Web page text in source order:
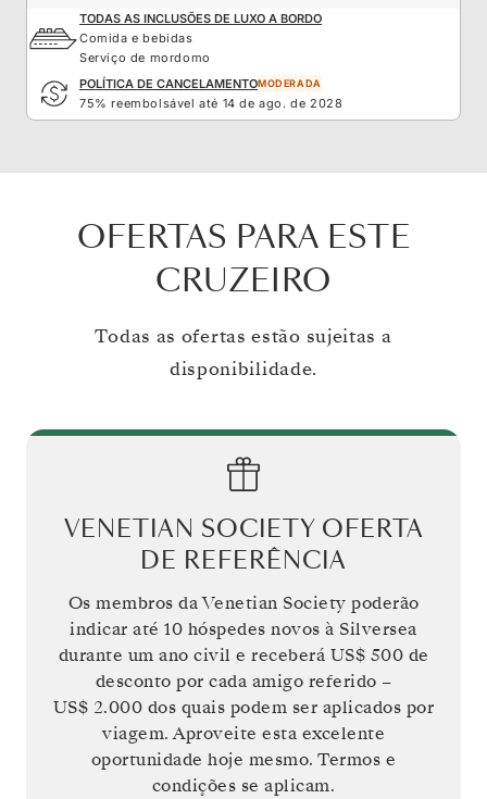
TODAS AS INCLUSÕES DE LUXO A BORDO
Comida e bebidas
Serviço de mordomo
POLÍTICA DE CANCELAMENTOMODERADA
75% reembolsável até 14 de ago. de 2028
OFERTAS PARA ESTE
CRUZEIRO
Todas as ofertas estão sujeitas a
disponibilidade.
VENETIAN SOCIETY OFERTA
DE REFERÊNCIA
Os membros da Venetian Society poderão
indicar até 10 hóspedes novos à Silversea
durante um ano civil e receberá US$ 500 de
desconto por cada amigo referido –
US$ 2.000 dos quais podem ser aplicados por
viagem. Aproveite esta excelente
oportunidade hoje mesmo. Termos e
condições se aplicam.